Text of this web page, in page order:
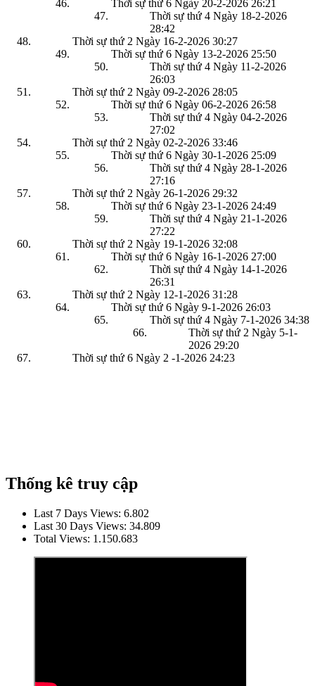
Thời sự thứ 6 Ngày 20-2-2026 26:21
Thời sự thứ 4 Ngày 18-2-2026
28:42
Thời sự thứ 2 Ngày 16-2-2026 30:27
Thời sự thứ 6 Ngày 13-2-2026 25:50
Thời sự thứ 4 Ngày 11-2-2026
26:03
Thời sự thứ 2 Ngày 09-2-2026 28:05
Thời sự thứ 6 Ngày 06-2-2026 26:58
Thời sự thứ 4 Ngày 04-2-2026
27:02
Thời sự thứ 2 Ngày 02-2-2026 33:46
Thời sự thứ 6 Ngày 30-1-2026 25:09
Thời sự thứ 4 Ngày 28-1-2026
27:16
Thời sự thứ 2 Ngày 26-1-2026 29:32
Thời sự thứ 6 Ngày 23-1-2026 24:49
Thời sự thứ 4 Ngày 21-1-2026
27:22
Thời sự thứ 2 Ngày 19-1-2026 32:08
Thời sự thứ 6 Ngày 16-1-2026 27:00
Thời sự thứ 4 Ngày 14-1-2026
26:31
Thời sự thứ 2 Ngày 12-1-2026 31:28
Thời sự thứ 6 Ngày 9-1-2026 26:03
Thời sự thứ 4 Ngày 7-1-2026 34:38
Thời sự thứ 2 Ngày 5-1-
2026 29:20
Thời sự thứ 6 Ngày 2 -1-2026 24:23
Thống kê truy cập
Last 7 Days Views: 6.802
Last 30 Days Views: 34.809
Total Views: 1.150.683